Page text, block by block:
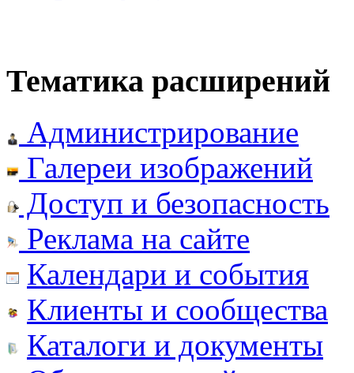
Тематика расширений
Администрирование
Галереи изображений
Доступ и безопасность
Реклама на сайте
Календари и события
Клиенты и сообщества
Каталоги и документы